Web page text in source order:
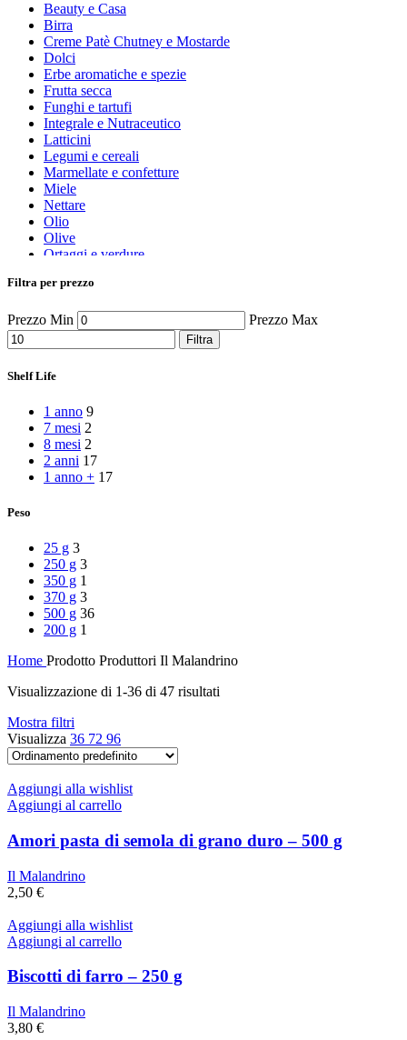
Beauty e Casa
Birra
Creme Patè Chutney e Mostarde
Dolci
Erbe aromatiche e spezie
Frutta secca
Funghi e tartufi
Integrale e Nutraceutico
Latticini
Legumi e cereali
Marmellate e confetture
Miele
Nettare
Olio
Olive
Ortaggi e verdure
Peperoncino
Prodotti da forno
Rafano
Semi
Sott’oli e conserve
Sughi pronti e passate
Vari
Vino e liquori
Zafferano
Zuppe secche e pronte
Filtra per prezzo
Prezzo Min Prezzo Max
Filtra
Shelf Life
1 anno 9
7 mesi 2
8 mesi 2
2 anni 17
1 anno + 17
Peso
25 g 3
250 g 3
350 g 1
370 g 3
500 g 36
200 g 1
Home Prodotto Produttori Il Malandrino
Visualizzazione di 1-36 di 47 risultati
Mostra filtri
Visualizza 36 72 96
Aggiungi alla wishlist
Aggiungi al carrello
Amori pasta di semola di grano duro – 500 g
Il Malandrino
2,50 €
Aggiungi alla wishlist
Aggiungi al carrello
Biscotti di farro – 250 g
Il Malandrino
3,80 €